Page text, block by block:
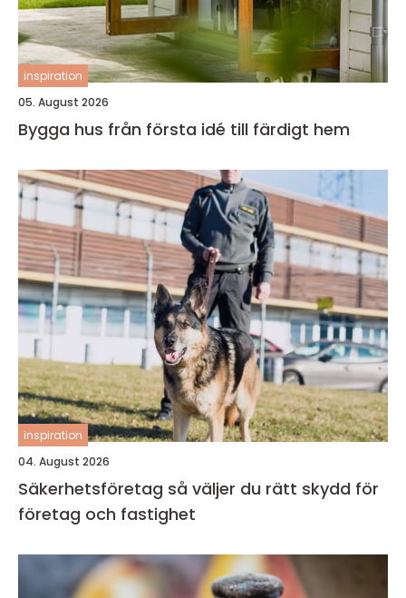
inspiration
05. August 2026
Bygga hus från första idé till färdigt hem
inspiration
04. August 2026
Säkerhetsföretag så väljer du rätt skydd för
företag och fastighet